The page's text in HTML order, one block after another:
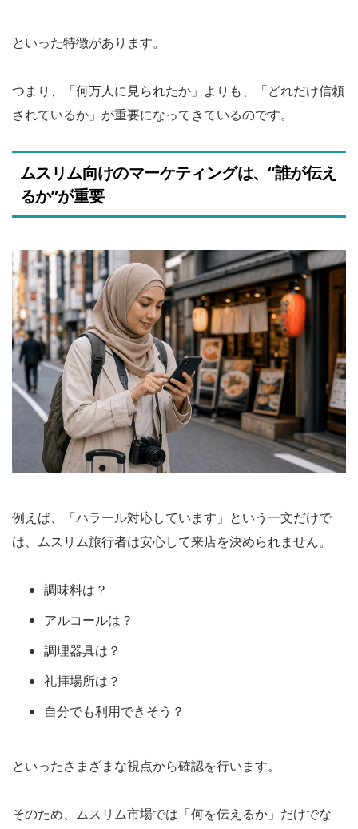
といった特徴があります。
つまり、「何万人に見られたか」よりも、「どれだけ信頼
されているか」が重要になってきているのです。
ムスリム向けのマーケティングは、“誰が伝え
るか”が重要
例えば、「ハラール対応しています」という一文だけで
は、ムスリム旅行者は安心して来店を決められません。
調味料は？
アルコールは？
調理器具は？
礼拝場所は？
自分でも利用できそう？
といったさまざまな視点から確認を行います。
そのため、ムスリム市場では「何を伝えるか」だけでな